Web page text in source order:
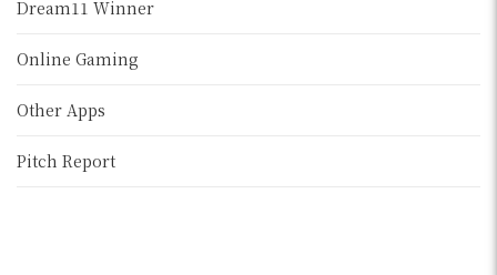
Dream11 Winner
Online Gaming
Other Apps
Pitch Report